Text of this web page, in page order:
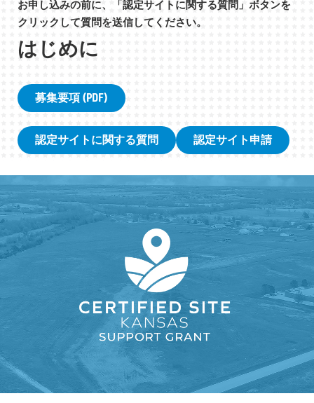
お申し込みの前に、「認定サイトに関する質問」ボタンを
クリックして質問を送信してください。
はじめに
募集要項 (PDF)
認定サイトに関する質問 認定サイト申請